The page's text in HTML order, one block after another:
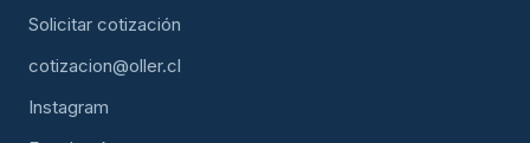
Solicitar cotización
cotizacion@oller.cl
Instagram